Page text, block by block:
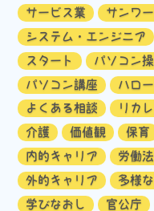
サービス業
サンワ
システム・エンジニア
スタート
パソコン
パソコン講座
ハロ
よくある相談
リカ
介護
価値観 保育
内的キャリア
労働法
外的キャリア
多様
学びなおし
官公庁